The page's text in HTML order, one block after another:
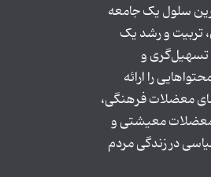
سلول یک جامعه
تربیت و رشد یک
تسهیل‌گری و
را ارائه
معضلات فرهنگی،
معضلات معیشتی و
در زندگی مردم